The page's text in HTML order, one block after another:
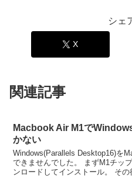
シェ
X
関連記事
Macbook Air M1で
かない
Windows(Parallels Desktop16)を
できませんでした。 まずM1チッ
ンロードしてインストール。 そ